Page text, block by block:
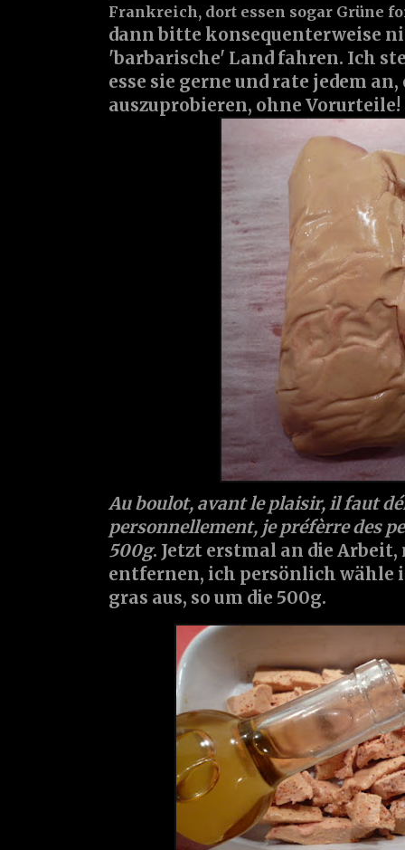
Frankreich, dort essen sogar Grüne
dann bitte konsequenterweise
'barbarische' Land fahren. Ich
esse sie gerne und rate jedem an,
auszuprobieren, ohne Vorurteile!
Au boulot, avant le plaisir, il faut
personnellement, je préfèrre des
500g. Jetzt erstmal an die Arbeit,
entfernen, ich persönlich wähle
gras aus, so um die 500g.